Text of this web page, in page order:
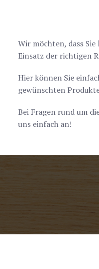
Wir möchten, dass
Einsatz der richtigen
Hier können Sie
gewünschten
Bei Fragen rund um
uns einfach an!